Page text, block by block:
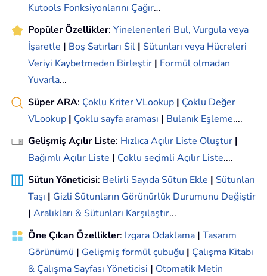
Kutools Fonksiyonlarını Çağır…
Popüler Özellikler: Yinelenenleri Bul, Vurgula veya
İşaretle | Boş Satırları Sil | Sütunları veya Hücreleri
Veriyi Kaybetmeden Birleştir | Formül olmadan
Yuvarla...
Süper ARA: Çoklu Kriter VLookup | Çoklu Değer
VLookup | Çoklu sayfa araması | Bulanık Eşleme....
Gelişmiş Açılır Liste: Hızlıca Açılır Liste Oluştur |
Bağımlı Açılır Liste | Çoklu seçimli Açılır Liste....
Sütun Yöneticisi: Belirli Sayıda Sütun Ekle | Sütunları
Taşı | Gizli Sütunların Görünürlük Durumunu Değiştir
| Aralıkları & Sütunları Karşılaştır...
Öne Çıkan Özellikler: Izgara Odaklama | Tasarım
Görünümü | Gelişmiş formül çubuğu | Çalışma Kitabı
& Çalışma Sayfası Yöneticisi | Otomatik Metin